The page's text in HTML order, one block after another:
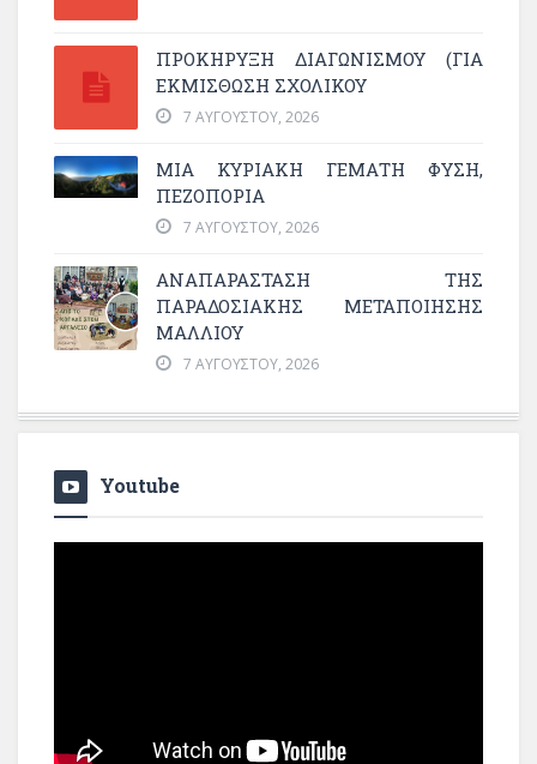
ΠΡΟΚΗΡΥΞΗ ΔΙΑΓΩΝΙΣΜΟΥ (ΓΙΑ
ΕΚΜΊΣΘΩΣΗ ΣΧΟΛΙΚΟΎ
7 ΑΥΓΟΎΣΤΟΥ, 2026
ΜΙΑ ΚΥΡΙΑΚΉ ΓΕΜΆΤΗ ΦΎΣΗ,
ΠΕΖΟΠΟΡΊΑ
7 ΑΥΓΟΎΣΤΟΥ, 2026
ΑΝΑΠΑΡΆΣΤΑΣΗ ΤΗΣ
ΠΑΡΑΔΟΣΙΑΚΉΣ ΜΕΤΑΠΟΊΗΣΗΣ
ΜΑΛΛΙΟΎ
7 ΑΥΓΟΎΣΤΟΥ, 2026
Youtube